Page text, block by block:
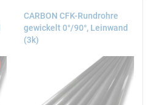
CARBON CFK-Rundrohre
gewickelt 0°/90°, Leinwand
(3k)